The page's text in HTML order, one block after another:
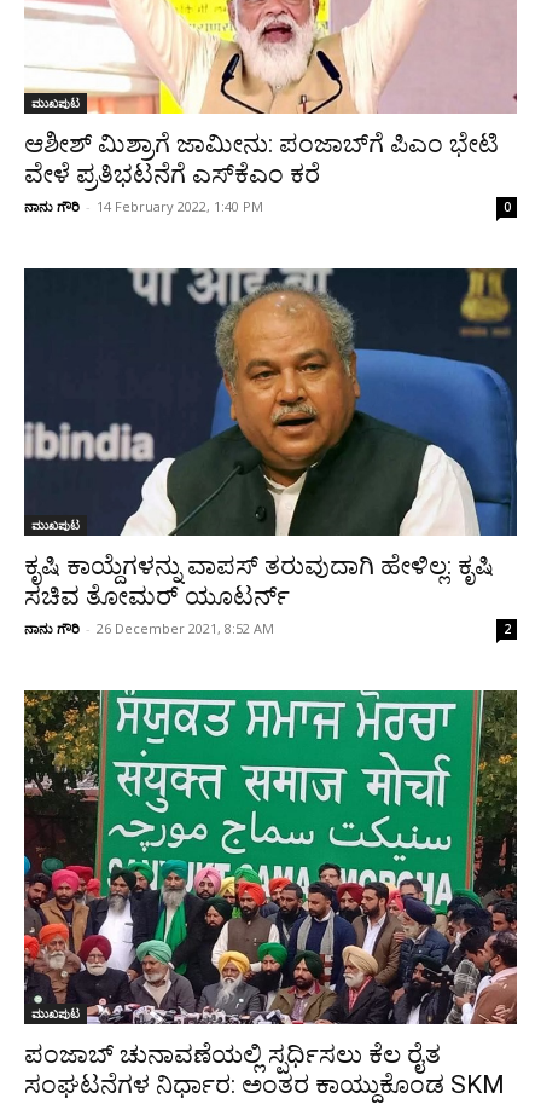
ಮುಖಪುಟ
ಆಶೀಶ್‌ ಮಿಶ್ರಾಗೆ ಜಾಮೀನು: ಪಂಜಾಬ್‌ಗೆ ಪಿಎಂ ಭೇಟಿ
ವೇಳೆ ಪ್ರತಿಭಟನೆಗೆ ಎಸ್‌ಕೆಎಂ ಕರೆ
ನಾನು ಗೌರಿ - 14 February 2022, 1:40 PM 0
ಮುಖಪುಟ
ಕೃಷಿ ಕಾಯ್ದೆಗಳನ್ನು ವಾಪಸ್‌ ತರುವುದಾಗಿ ಹೇಳಿಲ್ಲ: ಕೃಷಿ
ಸಚಿವ ತೋಮರ್‌ ಯೂಟರ್ನ್
ನಾನು ಗೌರಿ - 26 December 2021, 8:52 AM 2
ಮುಖಪುಟ
ಪಂಜಾಬ್ ಚುನಾವಣೆಯಲ್ಲಿ ಸ್ಪರ್ಧಿಸಲು ಕೆಲ ರೈತ
ಸಂಘಟನೆಗಳ ನಿರ್ಧಾರ: ಅಂತರ ಕಾಯ್ದುಕೊಂಡ SKM